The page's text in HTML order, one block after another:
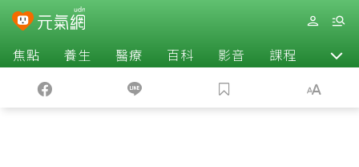
焦點 養生 醫療 百科 影音 課程 退休